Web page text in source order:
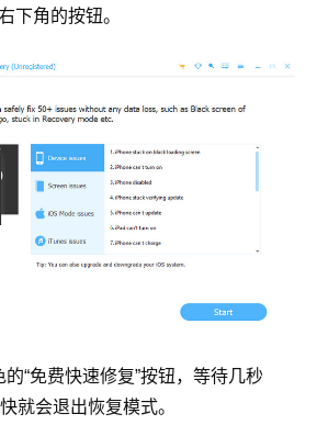
下角的按钮。
的“免费快速修复”按钮，等待几秒
就会退出恢复模式。